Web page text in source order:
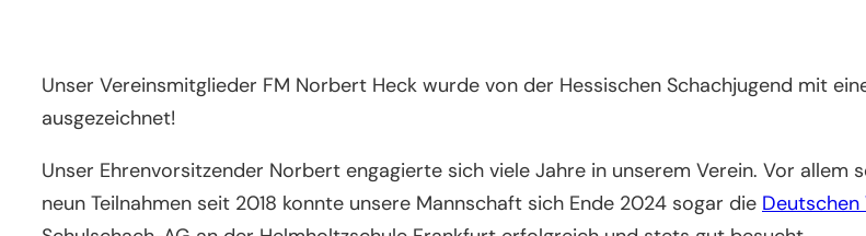
Unser Vereinsmitglieder FM Norbert Heck wurde von der Hessischen Schachjugend mit
ausgezeichnet!
Unser Ehrenvorsitzender Norbert engagierte sich viele Jahre in unserem Verein. Vor
neun Teilnahmen seit 2018 konnte unsere Mannschaft sich Ende 2024 sogar die